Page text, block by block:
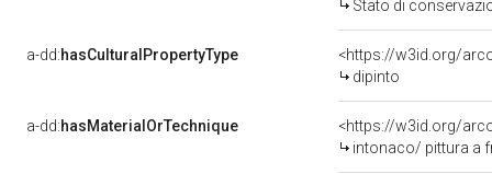
Stato di
a-dd:hasCulturalPropertyType
<https://w3id.org/
dipinto
a-dd:hasMaterialOrTechnique
<https://w3id.org/
intonaco/ pittura a